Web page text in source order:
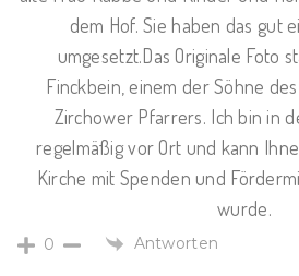
dem Hof. Sie haben das gut
umgesetzt.Das Originale Foto
Finckbein, einem der Söhne
Zirchower Pfarrers. Ich bin in
regelmäßig vor Ort und kann
Kirche mit Spenden und
wurde.
0 Antworten